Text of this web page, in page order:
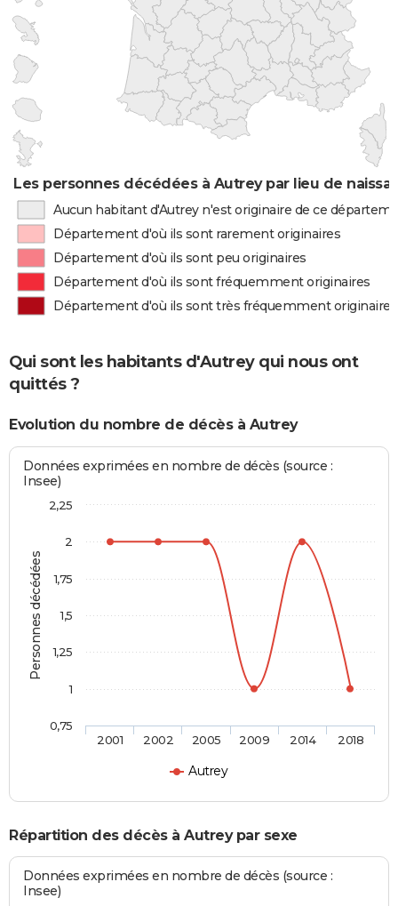
Les personnes décédées à Autrey par lieu de
Aucun habitant d'Autrey n'est originaire de ce
Département d'où ils sont rarement originaires
Département d'où ils sont peu originaires
Département d'où ils sont fréquemment originaires
Département d'où ils sont très fréquemment originaires
Qui sont les habitants d'Autrey qui nous ont
quittés ?
Evolution du nombre de décès à Autrey
Personnes décédées
Données exprimées en nombre de décès (source :
Insee)
Autrey
2001 2002 2005 2009 2014 2018
0,75
1
1,25
1,5
1,75
2
2,25
Répartition des décès à Autrey par sexe
Données exprimées en nombre de décès (source :
Insee)